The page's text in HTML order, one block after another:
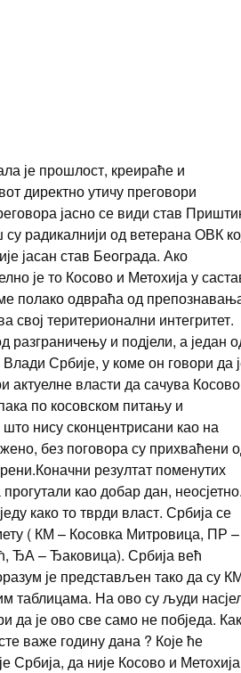
је прошлост, креираће и
директно утичу преговори
јасно се види став
радикалнији од ветерана ОВК
јасан став Београда. Ако
је то Косово и Метохија у
полако одвраћа од
теритерионални интегритет.
разграничењу и подјели, а један
Србије, у коме он говори да
актуелне власти да сачува
по косовском питању и
нису сконцентрисани као на
без поговора су прихваћени
резултат поменутих
као добар дан, неосјетно.
како то тврди власт. Србија се
( КМ – Косовка Митровица, ПР –
ЂА – Ђаковица). Србија већ
је представљен тако да су
таблицама. На ово су људи
да је ово све само не побједа.
важе годину дана ? Које ће
Србија, да није Косово и Метохија